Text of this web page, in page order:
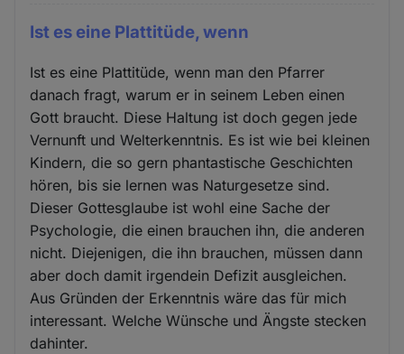
Ist es eine Plattitüde, wenn
Ist es eine Plattitüde, wenn man den Pfarrer
danach fragt, warum er in seinem Leben einen
Gott braucht. Diese Haltung ist doch gegen jede
Vernunft und Welterkenntnis. Es ist wie bei kleinen
Kindern, die so gern phantastische Geschichten
hören, bis sie lernen was Naturgesetze sind.
Dieser Gottesglaube ist wohl eine Sache der
Psychologie, die einen brauchen ihn, die anderen
nicht. Diejenigen, die ihn brauchen, müssen dann
aber doch damit irgendein Defizit ausgleichen.
Aus Gründen der Erkenntnis wäre das für mich
interessant. Welche Wünsche und Ängste stecken
dahinter.